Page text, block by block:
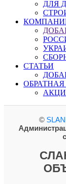
ДЛЯ
СТАТЬИ
ОБРАТНАЯ
©